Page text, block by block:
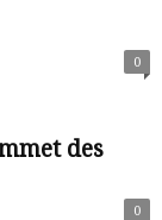
0
des
0